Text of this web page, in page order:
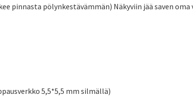
pinnasta pölynkestävämmän) Näkyviin jää saven oma
5,5*5,5 mm silmällä)